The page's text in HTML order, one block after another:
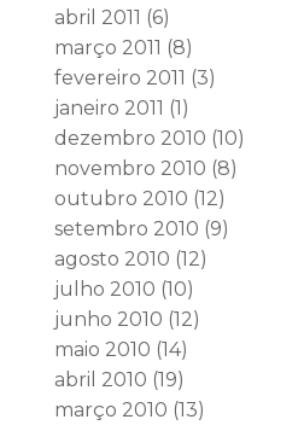
abril 2011 (6)
março 2011 (8)
fevereiro 2011 (3)
janeiro 2011 (1)
dezembro 2010 (10)
novembro 2010 (8)
outubro 2010 (12)
setembro 2010 (9)
agosto 2010 (12)
julho 2010 (10)
junho 2010 (12)
maio 2010 (14)
abril 2010 (19)
março 2010 (13)